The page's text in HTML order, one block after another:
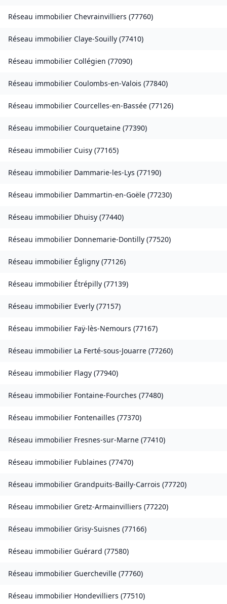
Réseau immobilier Chevrainvilliers (77760)
Réseau immobilier Claye-Souilly (77410)
Réseau immobilier Collégien (77090)
Réseau immobilier Coulombs-en-Valois (77840)
Réseau immobilier Courcelles-en-Bassée (77126)
Réseau immobilier Courquetaine (77390)
Réseau immobilier Cuisy (77165)
Réseau immobilier Dammarie-les-Lys (77190)
Réseau immobilier Dammartin-en-Goële (77230)
Réseau immobilier Dhuisy (77440)
Réseau immobilier Donnemarie-Dontilly (77520)
Réseau immobilier Égligny (77126)
Réseau immobilier Étrépilly (77139)
Réseau immobilier Everly (77157)
Réseau immobilier Faÿ-lès-Nemours (77167)
Réseau immobilier La Ferté-sous-Jouarre (77260)
Réseau immobilier Flagy (77940)
Réseau immobilier Fontaine-Fourches (77480)
Réseau immobilier Fontenailles (77370)
Réseau immobilier Fresnes-sur-Marne (77410)
Réseau immobilier Fublaines (77470)
Réseau immobilier Grandpuits-Bailly-Carrois (77720)
Réseau immobilier Gretz-Armainvilliers (77220)
Réseau immobilier Grisy-Suisnes (77166)
Réseau immobilier Guérard (77580)
Réseau immobilier Guercheville (77760)
Réseau immobilier Hondevilliers (77510)